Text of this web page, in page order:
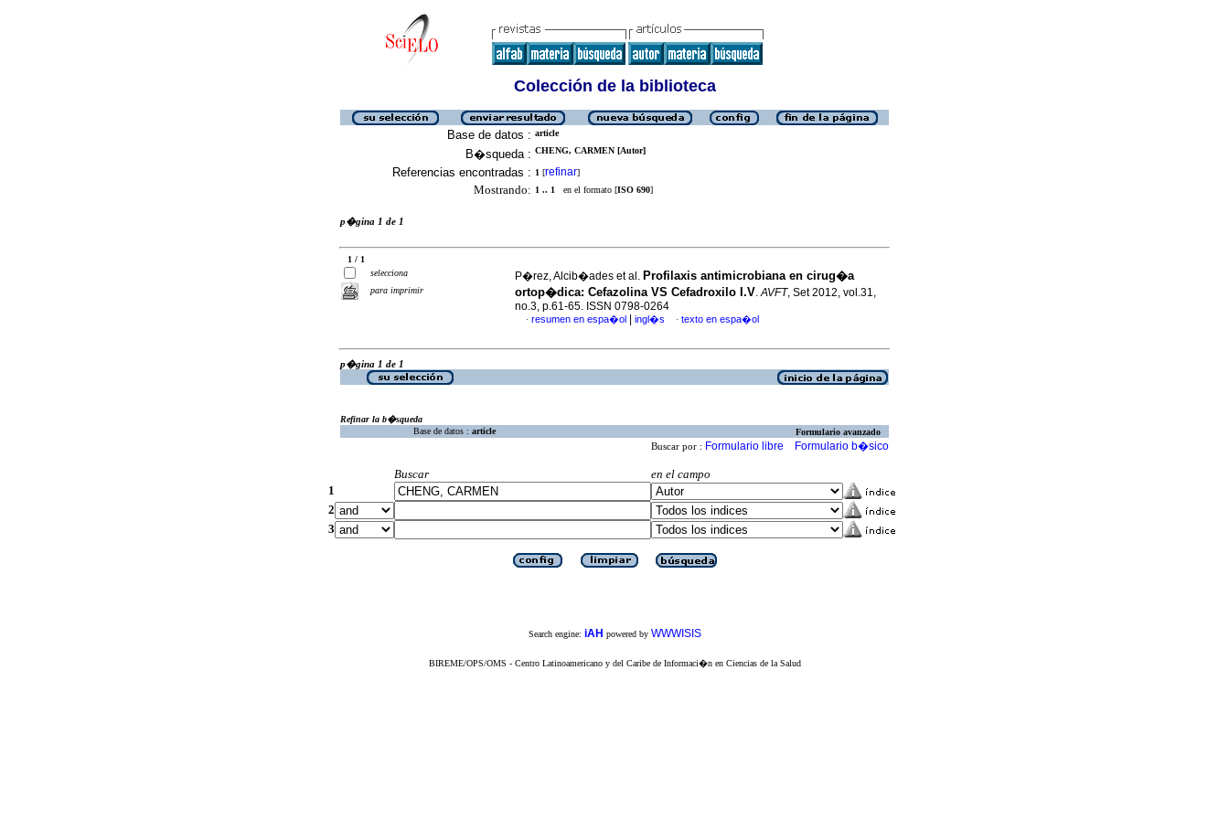
Colección de la biblioteca
Base de datos : article
B�squeda : CHENG, CARMEN [Autor]
Referencias encontradas : 1 [refinar]
Mostrando: 1 .. 1 en el formato [ISO 690]
p�gina 1 de 1
1 / 1
selecciona
para imprimir
P�rez, Alcib�ades et al. Profilaxis antimicrobiana en cirug�a
ortop�dica: Cefazolina VS Cefadroxilo I.V.AVFT, Set 2012, vol.31,
no.3, p.61-65. ISSN 0798-0264
· resumen en espa�ol ingl�s · texto en espa�ol
p�gina 1 de 1
Refinar la b�squeda
Base de datos : article Formulario avanzado
Buscar por : Formulario libre Formulario b�sico
Buscar
en el campo
1
2
3
Search engine: iAH powered by WWWISIS
BIREME/OPS/OMS - Centro Latinoamericano y del Caribe de Informaci�n en Ciencias de la Salud